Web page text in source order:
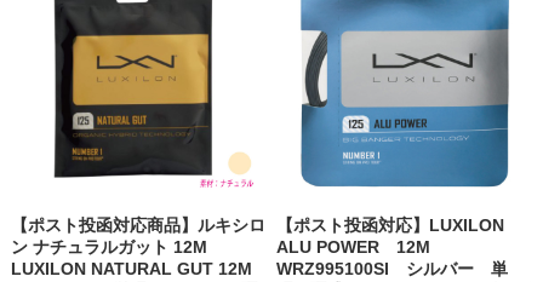
【ポスト投函対応商品】ルキシロ
ン ナチュラルガット 12M
LUXILON NATURAL GUT 12M
【ポスト投函対応】LUXILON
ALU POWER 12M
WRZ995100SI シルバー 単